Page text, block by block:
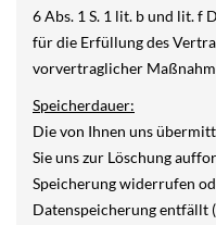
6 Abs. 1 S. 1 lit. b und lit. f
für die Erfüllung des
vorvertraglicher
Speicherdauer:
Die von Ihnen uns
Sie uns zur Löschung
Speicherung widerrufen
Datenspeicherung entfällt